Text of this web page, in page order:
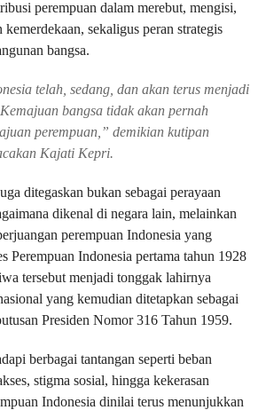
perempuan dalam merebut, mengisi,
kemerdekaan, sekaligus peran strategis
bangsa.
telah, sedang, dan akan terus menjadi
bangsa tidak akan pernah
perempuan,” demikian kutipan
Kajati Kepri.
ditegaskan bukan sebagai perayaan
dikenal di negara lain, melainkan
perempuan Indonesia yang
Perempuan Indonesia pertama tahun 1928
tersebut menjadi tonggak lahirnya
yang kemudian ditetapkan sebagai
Presiden Nomor 316 Tahun 1959.
berbagai tantangan seperti beban
stigma sosial, hingga kekerasan
Indonesia dinilai terus menunjukkan